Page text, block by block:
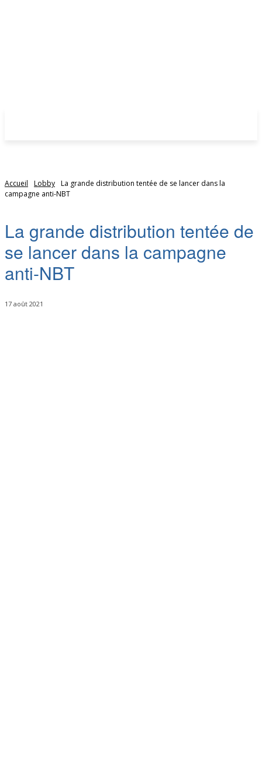
Accueil Lobby La grande distribution tentée de se lancer dans la
campagne anti-NBT
La grande distribution tentée de
se lancer dans la campagne
anti-NBT
17 août 2021